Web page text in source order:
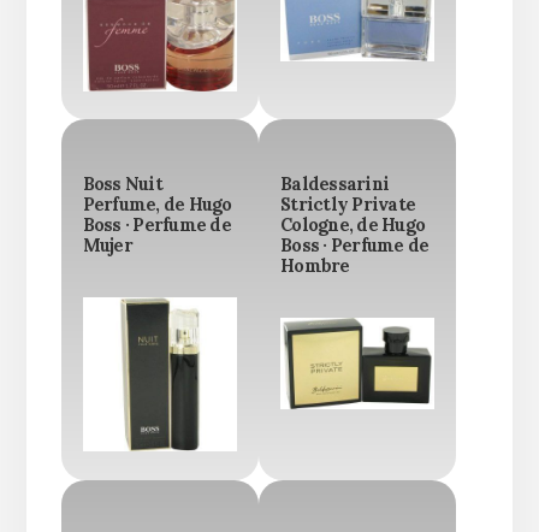
Boss Nuit
Perfume, de Hugo
Boss · Perfume de
Mujer
Baldessarini
Strictly Private
Cologne, de Hugo
Boss · Perfume de
Hombre